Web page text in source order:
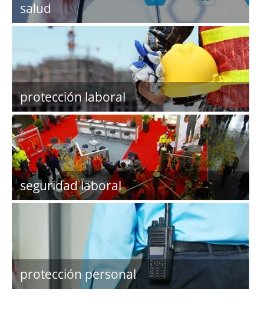
salud
protección laboral
seguridad laboral
protección personal